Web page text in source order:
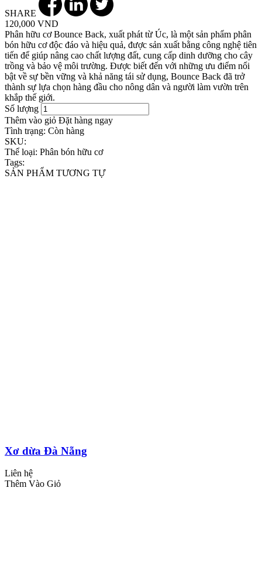
SHARE
120,000 VND
Phân hữu cơ Bounce Back, xuất phát từ Úc, là một sản phẩm phân
bón hữu cơ độc đáo và hiệu quả, được sản xuất bằng công nghệ tiên
tiến để giúp nâng cao chất lượng đất, cung cấp dinh dưỡng cho cây
trồng và bảo vệ môi trường. Được biết đến với những ưu điểm nổi
bật về sự bền vững và khả năng tái sử dụng, Bounce Back đã trở
thành sự lựa chọn hàng đầu cho nông dân và người làm vườn trên
khắp thế giới.
Số lượng
Thêm vào giỏ Đặt hàng ngay
Tình trạng: Còn hàng
SKU:
Thể loại: Phân bón hữu cơ
Tags:
SẢN PHẨM TƯƠNG TỰ
Xơ dừa Đà Nẵng
Liên hệ
Thêm Vào Giỏ